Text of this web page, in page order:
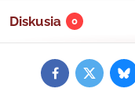
Diskusia 0
FacebookTwitter